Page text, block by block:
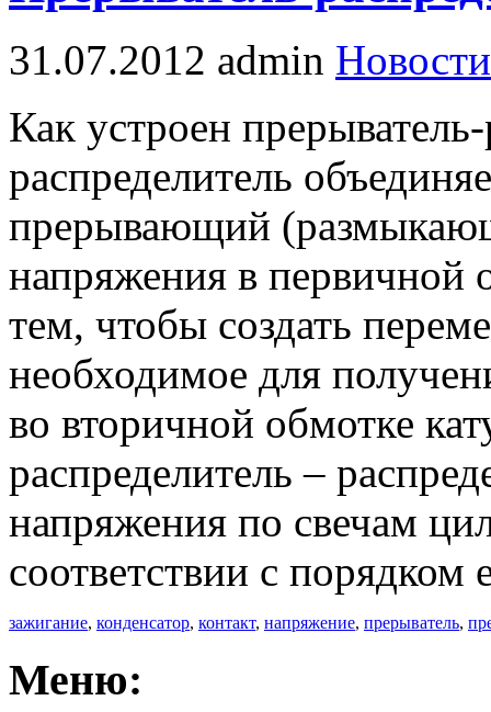
31.07.2012 admin Новости
Как устроен
распределитель
прерывающий
напряжения в первичной
тем, чтобы создать
необходимое для
во вторичной обмотке
распределитель –
напряжения по свечам
соответствии с
зажигание, конденсатор, контакт, напряжение, прерыватель,
Меню: